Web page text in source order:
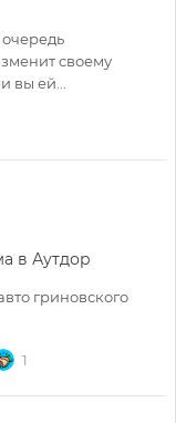
своему
вы ей...
в Аутдор
гриновского
1